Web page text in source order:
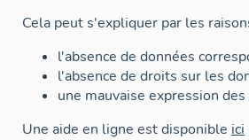
Cela peut s'expliquer par les
l'absence de données
l'absence de droits sur les
une mauvaise expression
Une aide en ligne est disponible ici